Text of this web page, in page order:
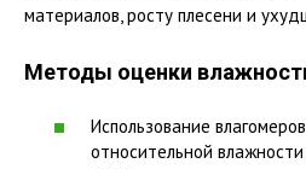
материалов, росту плесени и
Методы оценки
Использование
относительной